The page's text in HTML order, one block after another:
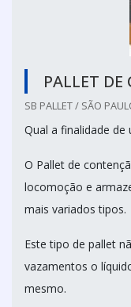
PALLET DE
SB PALLET / SÃO
Qual a finalidade
O Pallet de
locomoção e
mais variados tipos.
Este tipo de pallet
vazamentos o
mesmo.